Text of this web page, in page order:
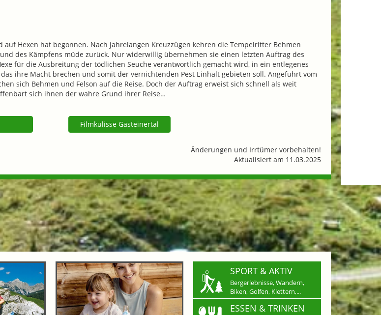
Hexen hat begonnen. Nach jahrelangen Kreuzzügen kehren die Tempelritter Behmen
des Kämpfens müde zurück. Nur widerwillig übernehmen sie einen letzten Auftrag des
für die Ausbreitung der tödlichen Seuche verantwortlich gemacht wird, in ein entlegenes
ihre Macht brechen und somit der vernichtenden Pest Einhalt gebieten soll. Angeführt vom
sich Behmen und Felson auf die Reise. Doch der Auftrag erweist sich schnell als weit
sich ihnen der wahre Grund ihrer Reise…
Filmkulisse Gasteinertal
Änderungen und Irrtümer vorbehalten!
Aktualisiert am 11.03.2025
SPORT & AKTIV
Bergerlebnisse, Wandern,
Biken, Golfen, Klettern,...
ESSEN & TRINKEN